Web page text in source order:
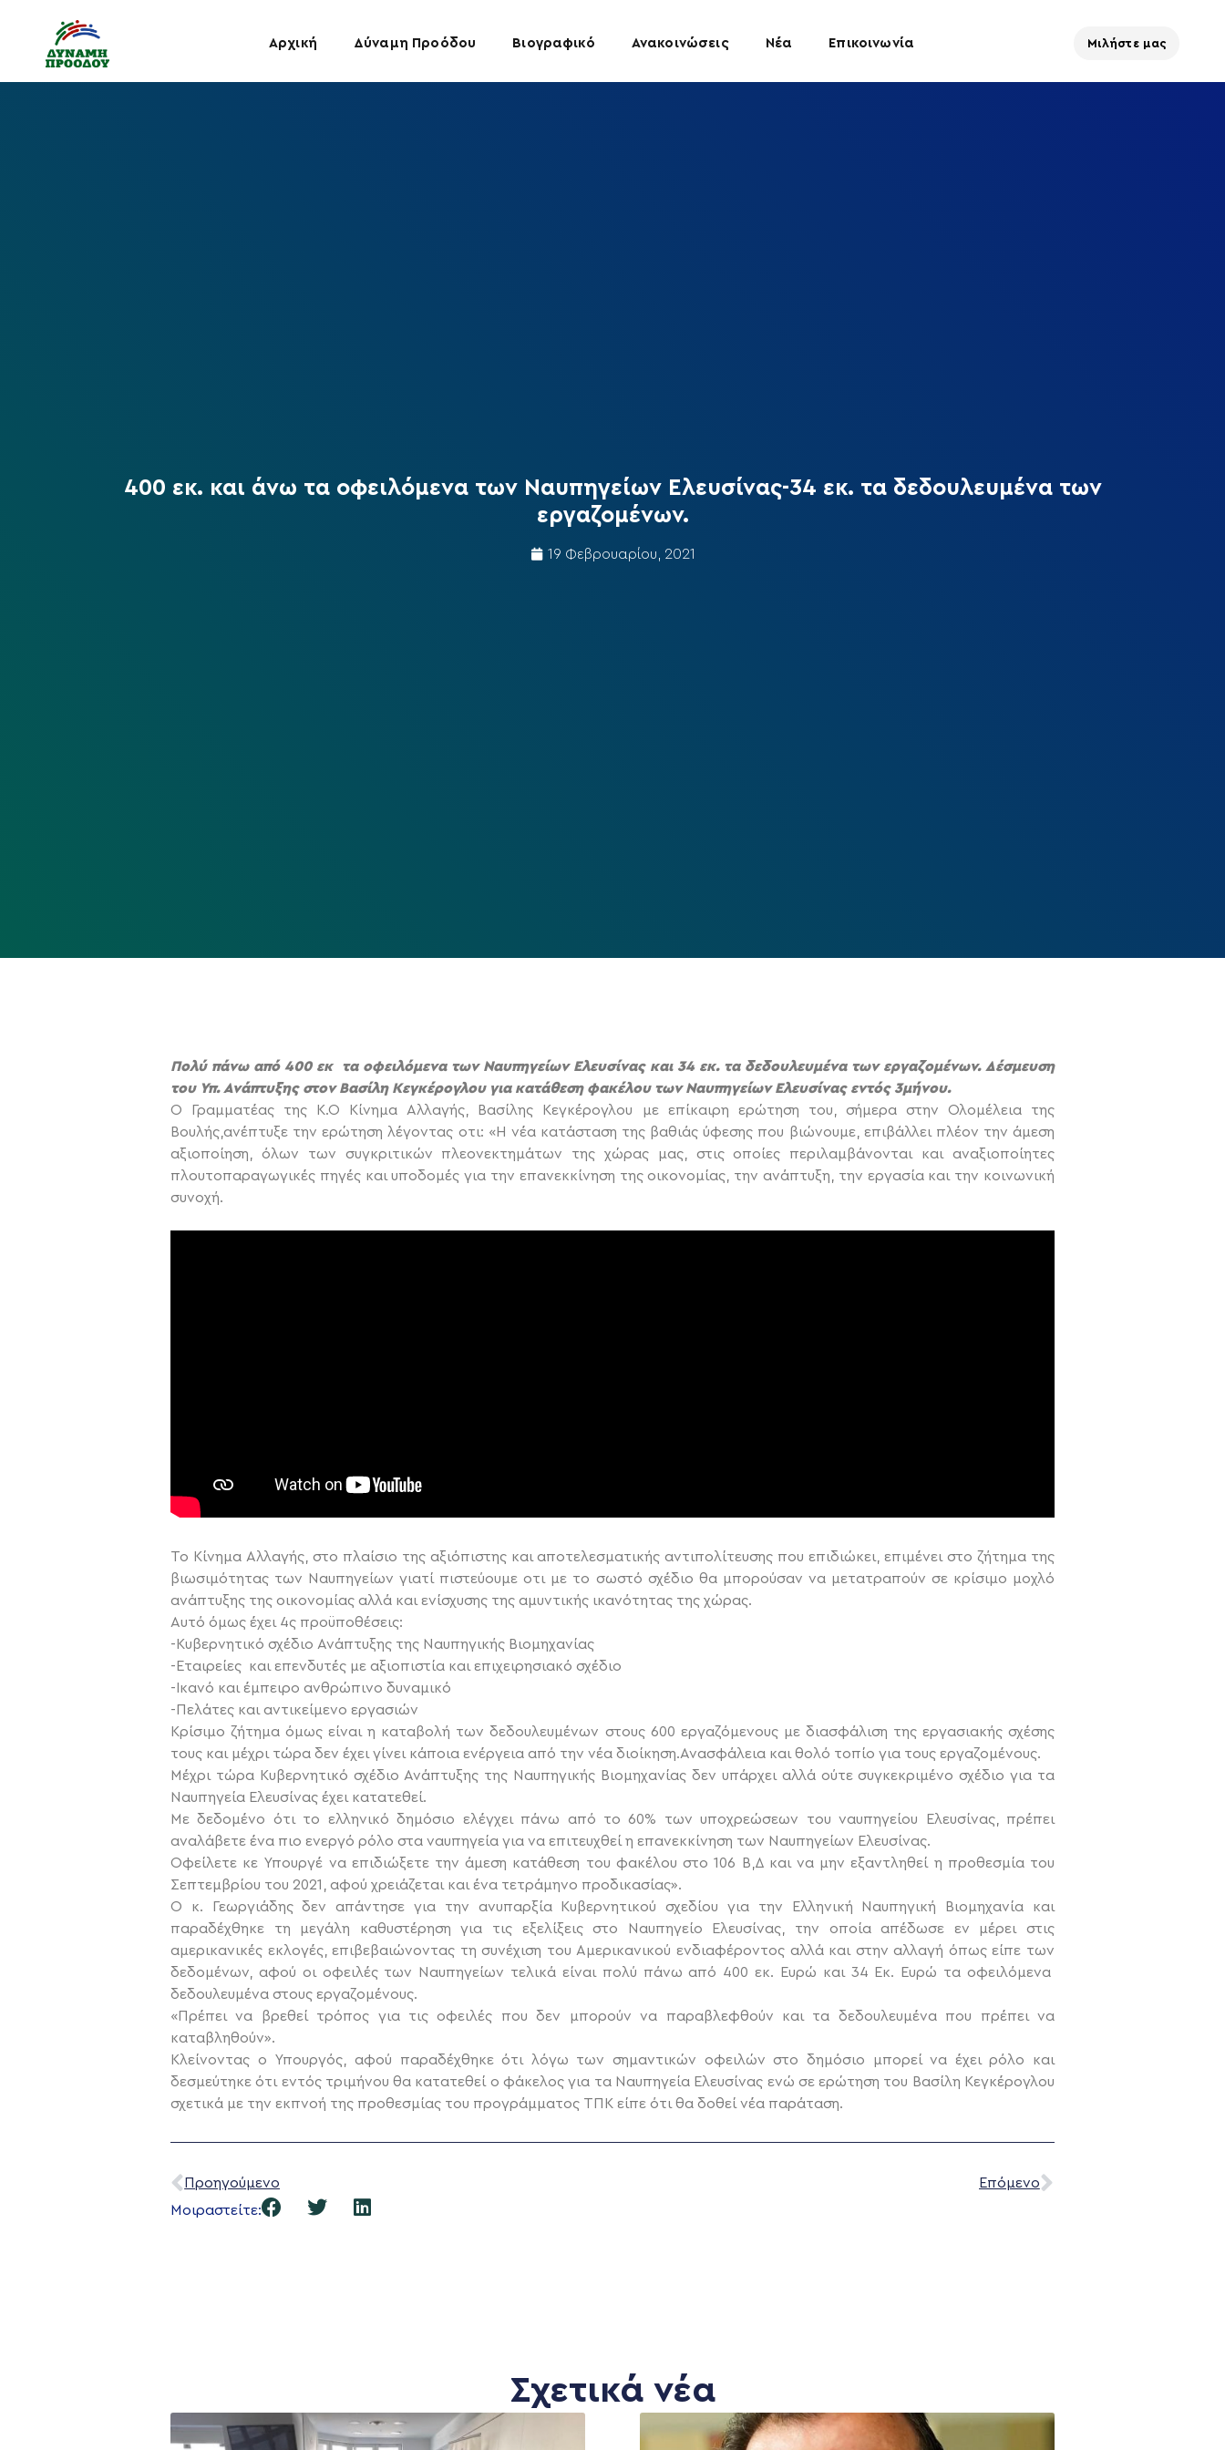
Αρχική Δύναμη Προόδου Βιογραφικό Ανακοινώσεις Νέα Επικοινωνία Μιλήστε μας
400 εκ. και άνω τα οφειλόμενα των Ναυπηγείων Ελευσίνας-34 εκ. τα δεδουλευμένα των
εργαζομένων.
19 Φεβρουαρίου, 2021
Πολύ πάνω από 400 εκ τα οφειλόμενα των Ναυπηγείων Ελευσίνας και 34 εκ. τα δεδουλευμένα των εργαζομένων. Δέσμευση
του Υπ. Ανάπτυξης στον Βασίλη Κεγκέρογλου για κατάθεση φακέλου των Ναυπηγείων Ελευσίνας εντός 3μήνου.
Ο Γραμματέας της Κ.Ο Κίνημα Αλλαγής, Βασίλης Κεγκέρογλου με επίκαιρη ερώτηση του, σήμερα στην Ολομέλεια της
Βουλής,ανέπτυξε την ερώτηση λέγοντας οτι: «Η νέα κατάσταση της βαθιάς ύφεσης που βιώνουμε, επιβάλλει πλέον την άμεση
αξιοποίηση, όλων των συγκριτικών πλεονεκτημάτων της χώρας μας, στις οποίες περιλαμβάνονται και αναξιοποίητες
πλουτοπαραγωγικές πηγές και υποδομές για την επανεκκίνηση της οικονομίας, την ανάπτυξη, την εργασία και την κοινωνική
συνοχή.
Το Κίνημα Αλλαγής, στο πλαίσιο της αξιόπιστης και αποτελεσματικής αντιπολίτευσης που επιδιώκει, επιμένει στο ζήτημα της
βιωσιμότητας των Ναυπηγείων γιατί πιστεύουμε οτι με το σωστό σχέδιο θα μπορούσαν να μετατραπούν σε κρίσιμο μοχλό
ανάπτυξης της οικονομίας αλλά και ενίσχυσης της αμυντικής ικανότητας της χώρας.
Αυτό όμως έχει 4ς προϋποθέσεις:
-Κυβερνητικό σχέδιο Ανάπτυξης της Ναυπηγικής Βιομηχανίας
-Εταιρείες και επενδυτές με αξιοπιστία και επιχειρησιακό σχέδιο
-Ικανό και έμπειρο ανθρώπινο δυναμικό
-Πελάτες και αντικείμενο εργασιών
Κρίσιμο ζήτημα όμως είναι η καταβολή των δεδουλευμένων στους 600 εργαζόμενους με διασφάλιση της εργασιακής σχέσης
τους και μέχρι τώρα δεν έχει γίνει κάποια ενέργεια από την νέα διοίκηση.Ανασφάλεια και θολό τοπίο για τους εργαζομένους.
Μέχρι τώρα Κυβερνητικό σχέδιο Ανάπτυξης της Ναυπηγικής Βιομηχανίας δεν υπάρχει αλλά ούτε συγκεκριμένο σχέδιο για τα
Ναυπηγεία Ελευσίνας έχει κατατεθεί.
Με δεδομένο ότι το ελληνικό δημόσιο ελέγχει πάνω από το 60% των υποχρεώσεων του ναυπηγείου Ελευσίνας, πρέπει
αναλάβετε ένα πιο ενεργό ρόλο στα ναυπηγεία για να επιτευχθεί η επανεκκίνηση των Ναυπηγείων Ελευσίνας.
Οφείλετε κε Υπουργέ να επιδιώξετε την άμεση κατάθεση του φακέλου στο 106 Β,Δ και να μην εξαντληθεί η προθεσμία του
Σεπτεμβρίου του 2021, αφού χρειάζεται και ένα τετράμηνο προδικασίας».
Ο κ. Γεωργιάδης δεν απάντησε για την ανυπαρξία Κυβερνητικού σχεδίου για την Ελληνική Ναυπηγική Βιομηχανία και
παραδέχθηκε τη μεγάλη καθυστέρηση για τις εξελίξεις στο Ναυπηγείο Ελευσίνας, την οποία απέδωσε εν μέρει στις
αμερικανικές εκλογές, επιβεβαιώνοντας τη συνέχιση του Αμερικανικού ενδιαφέροντος αλλά και στην αλλαγή όπως είπε των
δεδομένων, αφού οι οφειλές των Ναυπηγείων τελικά είναι πολύ πάνω από 400 εκ. Ευρώ και 34 Εκ. Ευρώ τα οφειλόμενα
δεδουλευμένα στους εργαζομένους.
«Πρέπει να βρεθεί τρόπος για τις οφειλές που δεν μπορούν να παραβλεφθούν και τα δεδουλευμένα που πρέπει να
καταβληθούν».
Κλείνοντας ο Υπουργός, αφού παραδέχθηκε ότι λόγω των σημαντικών οφειλών στο δημόσιο μπορεί να έχει ρόλο και
δεσμεύτηκε ότι εντός τριμήνου θα κατατεθεί ο φάκελος για τα Ναυπηγεία Ελευσίνας ενώ σε ερώτηση του Βασίλη Κεγκέρογλου
σχετικά με την εκπνοή της προθεσμίας του προγράμματος ΤΠΚ είπε ότι θα δοθεί νέα παράταση.
Προηγούμενο
Επόμενο
Μοιραστείτε:
Σχετικά νέα